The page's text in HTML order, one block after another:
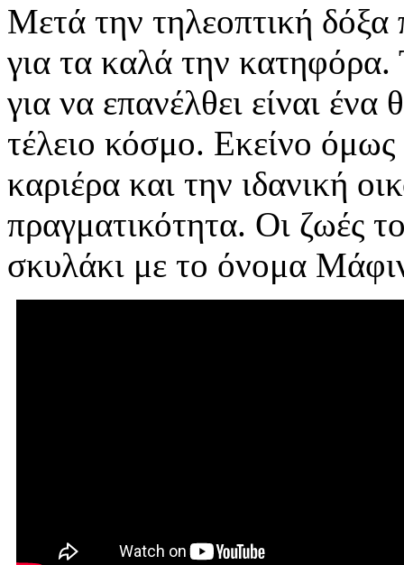
Μετά την τηλεοπτική δόξα
για τα καλά την κατηφόρα.
για να επανέλθει είναι
τέλειο κόσμο. Εκείνο
καριέρα και την ιδανική
πραγματικότητα. Οι ζωές
σκυλάκι με το όνομα